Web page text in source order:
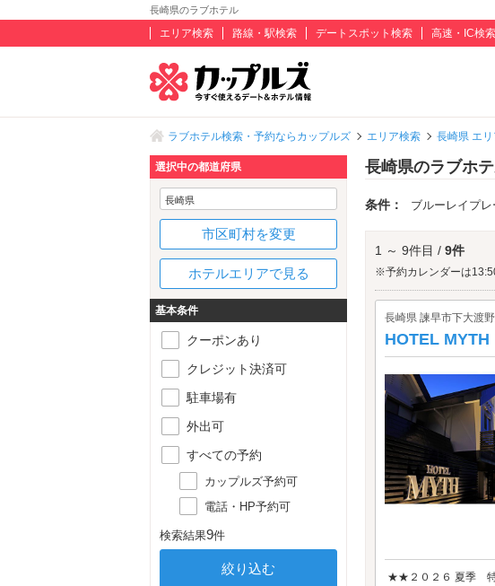
長崎県のラブホテル
エリア検索 路線・駅検索 デートスポット検索 高速・IC検索
ラブホテル検索・予約ならカップルズ エリア検索 長崎県 エ
長崎県のラブホ
条件： ブルーレイプレ
1 ～ 9件目 / 9件
※予約カレンダーは
長崎県 諫早市下大渡
HOTEL MYTH
★★２０２６ 夏季
選択中の都道府県
長崎県
市区町村を変更
ホテルエリアで見る
基本条件
クーポンあり
クレジット決済可
駐車場有
外出可
すべての予約
カップルズ予約可
電話・HP予約可
検索結果9件